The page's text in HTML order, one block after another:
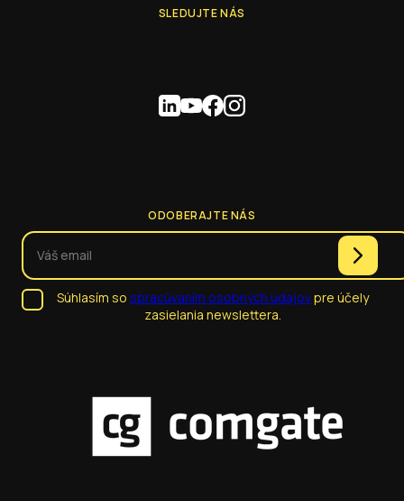
SLEDUJTE NÁS
ODOBERAJTE NÁS
Súhlasím so spracúvaním osobných údajovpre účely
zasielania newslettera.